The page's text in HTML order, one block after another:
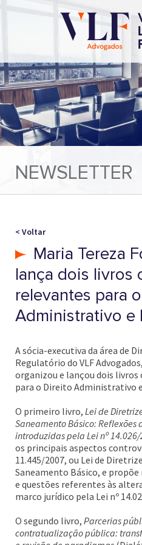
NEWSLETTER
< Voltar
Maria Tereza
lança dois livros
relevantes para
Administrativo e
A sócia-executiva da área de
Regulatório do VLF
organizou e lançou dois
para o Direito Administrativo
O primeiro livro, Lei de
Saneamento Básico: Reflexões
introduzidas pela Lei nº
os principais aspectos
11.445/2007, ou Lei de
Saneamento Básico, e
e questões referentes às
marco jurídico pela Lei nº
O segundo livro, Parcerias
contratualização pública: